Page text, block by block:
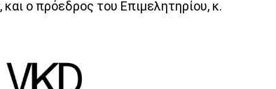
ο πρόεδρος του Επιμελητηρίου, κ.